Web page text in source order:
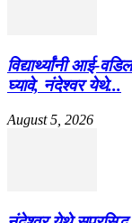
विद्यार्थ्यांनी आई-
घ्यावे, नंदेश्वर येथे...
August 5, 2026